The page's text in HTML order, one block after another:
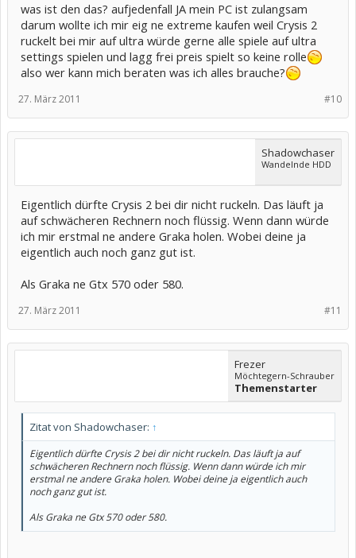
was ist den das? aufjedenfall JA mein PC ist zulangsam
darum wollte ich mir eig ne extreme kaufen weil Crysis 2
ruckelt bei mir auf ultra würde gerne alle spiele auf ultra
settings spielen und lagg frei preis spielt so keine rolle
also wer kann mich beraten was ich alles brauche?
#10
27. März 2011
Shadowchaser
Wandelnde HDD
Eigentlich dürfte Crysis 2 bei dir nicht ruckeln. Das läuft ja
auf schwächeren Rechnern noch flüssig. Wenn dann würde
ich mir erstmal ne andere Graka holen. Wobei deine ja
eigentlich auch noch ganz gut ist.
Als Graka ne Gtx 570 oder 580.
#11
27. März 2011
Frezer
Möchtegern-Schrauber
Themenstarter
Zitat von Shadowchaser: ↑
Eigentlich dürfte Crysis 2 bei dir nicht ruckeln. Das läuft ja auf
schwächeren Rechnern noch flüssig. Wenn dann würde ich mir
erstmal ne andere Graka holen. Wobei deine ja eigentlich auch
noch ganz gut ist.
Als Graka ne Gtx 570 oder 580.